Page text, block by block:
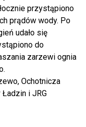
Beaty Szydło,
Morawieckiego.
za to jak
Cieszymy
cieszymy się,
które
Świnoujściu,
z zagranicy
Brudziński w
przystąpiono
prądów wody. Po
udało się
do
zarzewi ognia
Ochotnicza
i JRG